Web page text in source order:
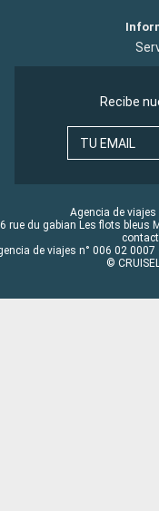
Recibe
TU EMAIL
Agencia de viajes
rue du gabian Les flots bleus
de viajes n° 006 02
©